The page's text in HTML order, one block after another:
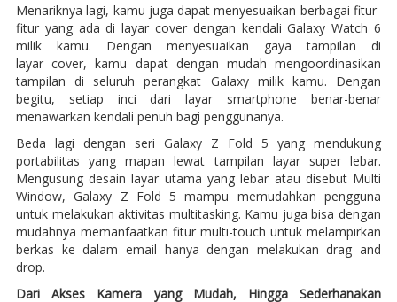
Menariknya lagi, kamu juga dapat menyesuaikan berbagai fitur-
fitur yang ada di layar cover dengan kendali Galaxy Watch 6
milik kamu. Dengan menyesuaikan gaya tampilan di
layar cover, kamu dapat dengan mudah mengoordinasikan
tampilan di seluruh perangkat Galaxy milik kamu. Dengan
begitu, setiap inci dari layar smartphone benar-benar
menawarkan kendali penuh bagi penggunanya.
Beda lagi dengan seri Galaxy Z Fold 5 yang mendukung
portabilitas yang mapan lewat tampilan layar super lebar.
Mengusung desain layar utama yang lebar atau disebut Multi
Window, Galaxy Z Fold 5 mampu memudahkan pengguna
untuk melakukan aktivitas multitasking. Kamu juga bisa dengan
mudahnya memanfaatkan fitur multi-touch untuk melampirkan
berkas ke dalam email hanya dengan melakukan drag and
drop.
Dari Akses Kamera yang Mudah, Hingga Sederhanakan